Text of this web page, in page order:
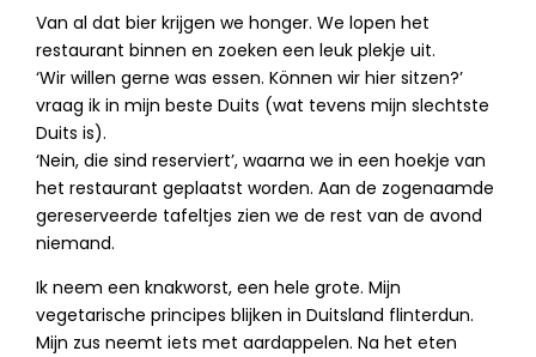
Van al dat bier krijgen we honger. We lopen het
restaurant binnen en zoeken een leuk plekje uit.
‘Wir willen gerne was essen. Können wir hier sitzen?’
vraag ik in mijn beste Duits (wat tevens mijn slechtste
Duits is).
‘Nein, die sind reserviert’, waarna we in een hoekje van
het restaurant geplaatst worden. Aan de zogenaamde
gereserveerde tafeltjes zien we de rest van de avond
niemand.
Ik neem een knakworst, een hele grote. Mijn
vegetarische principes blijken in Duitsland flinterdun.
Mijn zus neemt iets met aardappelen. Na het eten